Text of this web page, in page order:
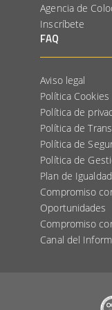
Agencia de
Inscríbete
FAQ
Aviso legal
Política Cookies
Política de
Política de
Política de
Política de
Plan de Igualdad
Compromiso
Oportunidades
Compromiso
Canal del